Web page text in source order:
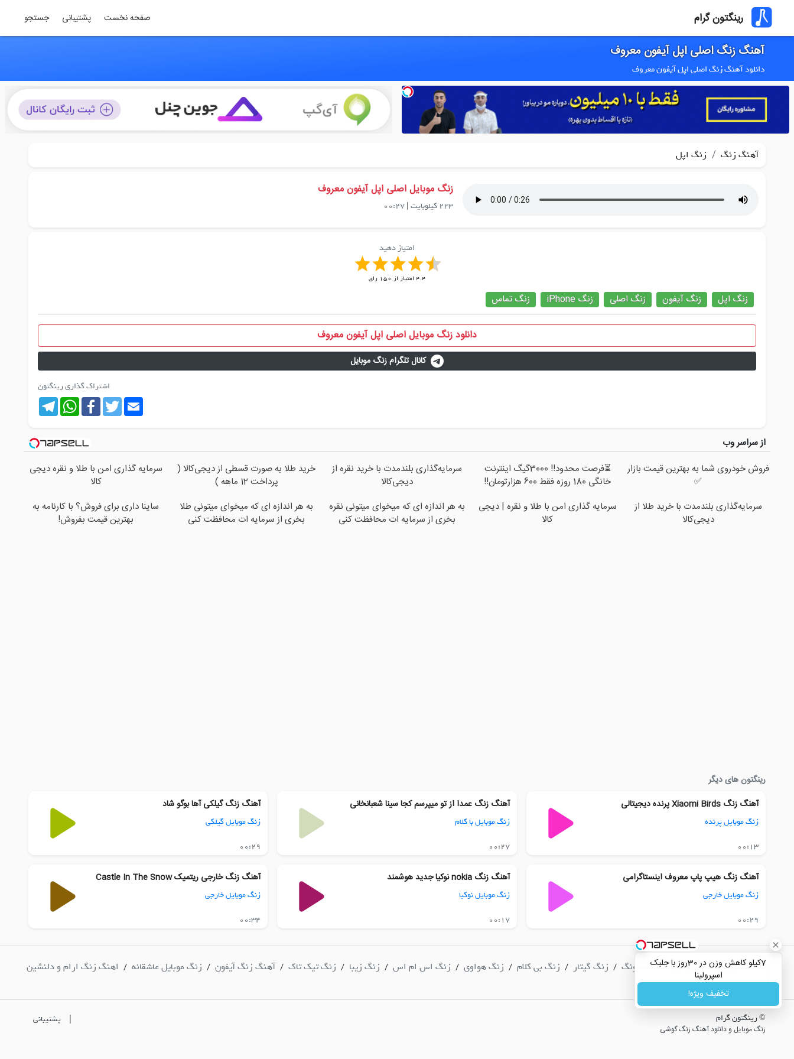
رینگتون گرام صفحه نخست پشتیبانی جستجو
آهنگ زنگ اصلی اپل آیفون معروف
دانلود آهنگ زنگ اصلی اپل آیفون معروف
7کیلو کاهش وزن در 30روز با جلبک
اسپرولینا
تخفیف ویژه!
آهنگ زنگ / زنگ اپل
زنگ موبایل اصلی اپل آیفون معروف
223 کیلوبایت |
00:27
امتیاز دهید
4.4 امتیاز از 150 رای
زنگ اپل زنگ آیفون زنگ اصلی زنگ iPhone زنگ تماس
دانلود زنگ موبایل اصلی اپل آیفون معروف
کانال تلگرام زنگ موبایل
اشتراک گذاری رینگتون
Telegram
WhatsAppFacebookTwitterEmail
از سراسر وب
فروش خودروی شما به بهترین قیمت بازار
✅
⏳فرصت محدود!! 3000گیگ اینترنت
خانگی 180 روزه فقط 600 هزارتومان!!
سرمایه‌گذاری بلندمدت با خرید نقره از
دیجی‌کالا
خرید طلا به صورت قسطی از دیجی‌کالا (
پرداخت 12 ماهه )
سرمایه گذاری امن با طلا و نقره دیجی
کالا
سرمایه‌گذاری بلندمدت با خرید طلا از
دیجی‌کالا
سرمایه گذاری امن با طلا و نقره | دیجی
کالا
به هر اندازه ای که میخوای میتونی نقره
بخری از سرمایه ات محافظت کنی
به هر اندازه ای که میخوای میتونی طلا
بخری از سرمایه ات محافظت کنی
ساینا داری برای فروش؟ با کارنامه به
بهترین قیمت بفروش!
رینگتون های دیگر
آهنگ زنگ Xiaomi Birds پرنده دیجیتالی
زنگ موبایل پرنده
00:13
آهنگ زنگ عمدا از تو میپرسم کجا سینا شعبانخانی
زنگ موبایل با کلام
00:27
آهنگ زنگ گیلکی آها بوگو شاد
زنگ موبایل گیلکی
00:29
آهنگ زنگ هیپ پاپ معروف اینستاگرامی
زنگ موبایل خارجی
00:29
آهنگ زنگ nokia نوکیا جدید هوشمند
زنگ موبایل نوکیا
00:17
آهنگ زنگ خارجی ریتمیک Castle In The Snow
زنگ موبایل خارجی
00:34
زنگ اصلی/ زنگ اپل /زنگ سامسونگ / زنگ گیتار / زنگ بی کلام / زنگ هواوی / زنگ اس ام اس / زنگ زیبا / زنگ تیک تاک / آهنگ زنگ آیفون / زنگ موبایل عاشقانه / اهنگ زنگ ارام و دلنشین
/
© رینگتون گرام | پشتیبانی
زنگ موبایل و دانلود آهنگ زنگ گوشی